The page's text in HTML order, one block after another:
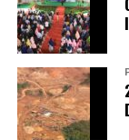
atau di perairan
Laporan : Icha
Editor : Tam
Post Views: